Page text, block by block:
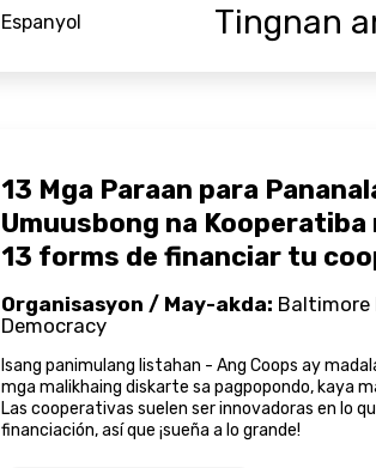
Espanyol Tingnan
13 Mga Paraan para
Umuusbong na
13 forms de financiar tu
trabajo emergente
Organisasyon / May-akda: Baltimore
Democracy
Isang panimulang listahan - Ang Coops ay
mga malikhaing diskarte sa pagpopondo, kaya
Las cooperativas suelen ser innovadoras en lo
financiación, así que ¡sueña a lo grande!